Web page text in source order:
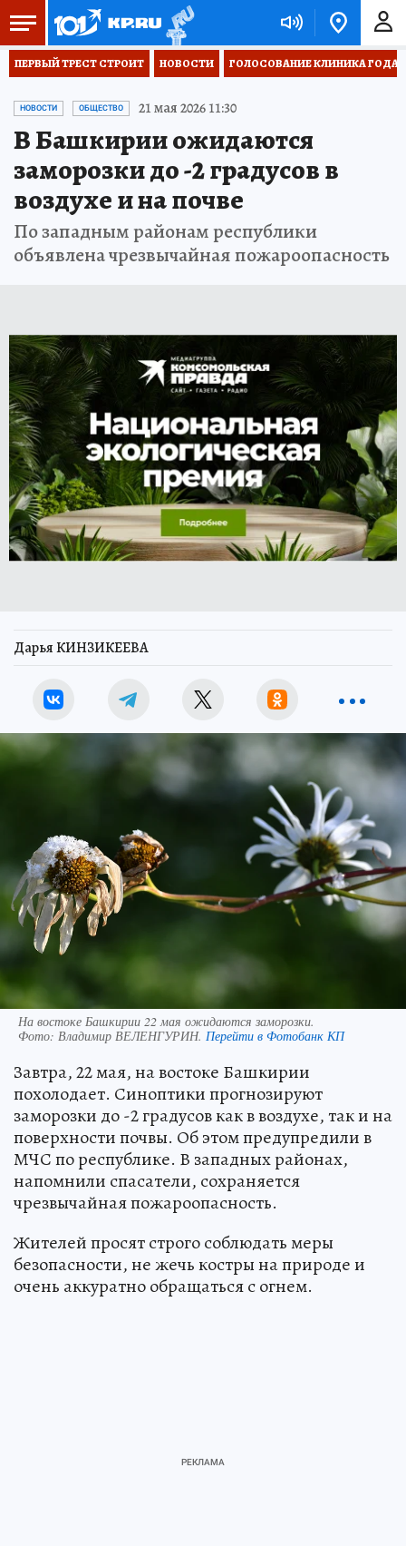
ПЕРВЫЙ ТРЕСТ СТРОИТ НОВОСТИ ГОЛОСОВАНИЕ КЛИНИКА ГОДА
НОВОСТИ ОБЩЕСТВО 21 мая 2026 11:30
В Башкирии ожидаются
заморозки до -2 градусов в
воздухе и на почве
По западным районам республики
объявлена чрезвычайная пожароопасность
Дарья КИНЗИКЕЕВА
На востоке Башкирии 22 мая ожидаются заморозки.
Фото: Владимир ВЕЛЕНГУРИН. Перейти в Фотобанк КП
Завтра, 22 мая, на востоке Башкирии
похолодает. Синоптики прогнозируют
заморозки до -2 градусов как в воздухе, так и на
поверхности почвы. Об этом предупредили в
МЧС по республике. В западных районах,
напомнили спасатели, сохраняется
чрезвычайная пожароопасность.
Жителей просят строго соблюдать меры
безопасности, не жечь костры на природе и
очень аккуратно обращаться с огнем.